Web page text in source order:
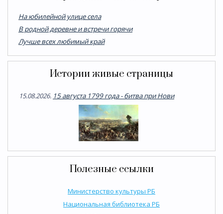
На юбилейной улице села
В родной деревне и встречи горячи
Лучше всех любимый край
Истории живые страницы
15.08.2026. 15 августа 1799 года - битва при Нови
Полезные ссылки
Министерство культуры РБ
Национальная библиотека РБ